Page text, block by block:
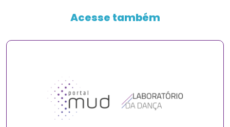
Acesse também